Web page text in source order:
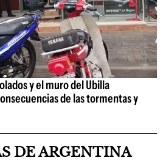
y el muro del Ubilla
de las tormentas y
DE ARGENTINA